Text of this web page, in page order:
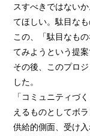
スすべきではない
てほしい。駄目な
この、「駄目なも
てみようという提案
その後、このプロ
した。
「コミュニティづ
えるものとしてボ
供給的側面、受け